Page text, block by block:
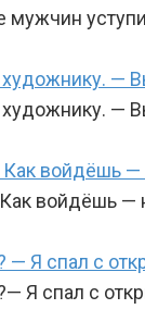
—
—
войдёшь —
войдёшь —
— Я спал с
Я спал с